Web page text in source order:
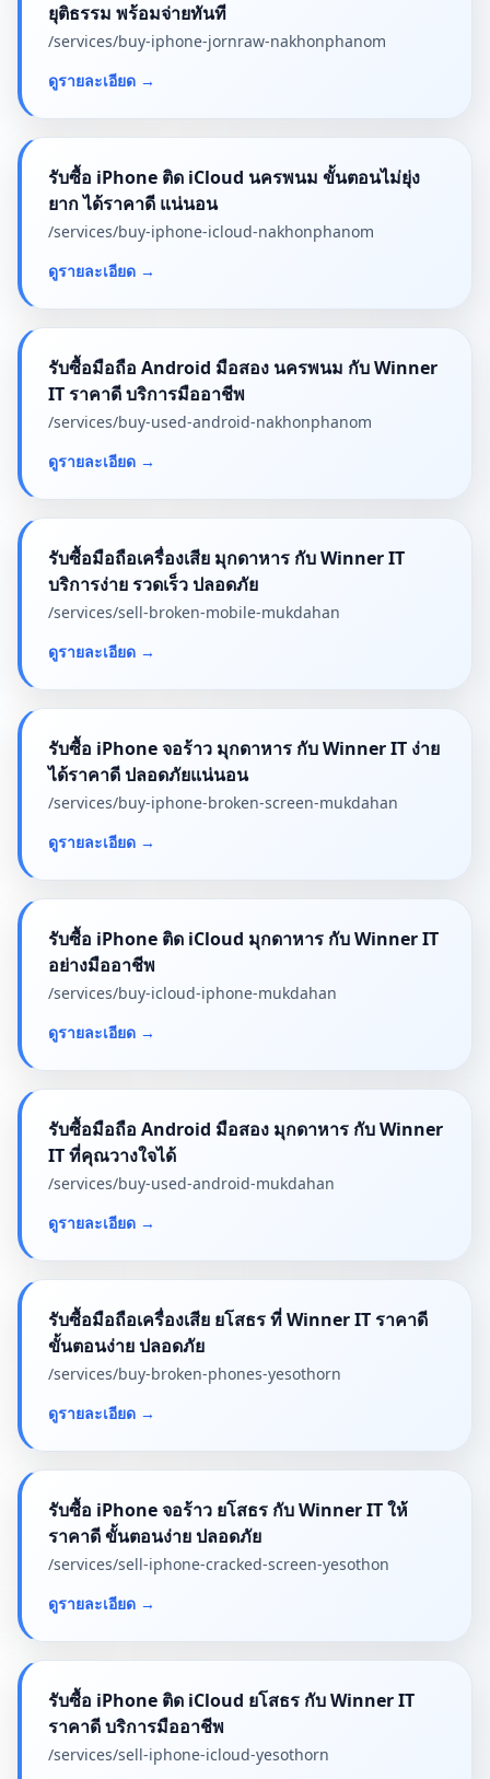
ยุติธรรม พร้อมจ่ายทันที
/services/buy-iphone-jornraw-nakhonphanom
ดูรายละเอียด →
รับซื้อ iPhone ติด iCloud นครพนม ขั้นตอนไม่ยุ่ง
ยาก ได้ราคาดี แน่นอน
/services/buy-iphone-icloud-nakhonphanom
ดูรายละเอียด →
รับซื้อมือถือ Android มือสอง นครพนม กับ Winner
IT ราคาดี บริการมืออาชีพ
/services/buy-used-android-nakhonphanom
ดูรายละเอียด →
รับซื้อมือถือเครื่องเสีย มุกดาหาร กับ Winner IT
บริการง่าย รวดเร็ว ปลอดภัย
/services/sell-broken-mobile-mukdahan
ดูรายละเอียด →
รับซื้อ iPhone จอร้าว มุกดาหาร กับ Winner IT ง่าย
ได้ราคาดี ปลอดภัยแน่นอน
/services/buy-iphone-broken-screen-mukdahan
ดูรายละเอียด →
รับซื้อ iPhone ติด iCloud มุกดาหาร กับ Winner IT
อย่างมืออาชีพ
/services/buy-icloud-iphone-mukdahan
ดูรายละเอียด →
รับซื้อมือถือ Android มือสอง มุกดาหาร กับ Winner
IT ที่คุณวางใจได้
/services/buy-used-android-mukdahan
ดูรายละเอียด →
รับซื้อมือถือเครื่องเสีย ยโสธร ที่ Winner IT ราคาดี
ขั้นตอนง่าย ปลอดภัย
/services/buy-broken-phones-yesothorn
ดูรายละเอียด →
รับซื้อ iPhone จอร้าว ยโสธร กับ Winner IT ให้
ราคาดี ขั้นตอนง่าย ปลอดภัย
/services/sell-iphone-cracked-screen-yesothon
ดูรายละเอียด →
รับซื้อ iPhone ติด iCloud ยโสธร กับ Winner IT
ราคาดี บริการมืออาชีพ
/services/sell-iphone-icloud-yesothorn